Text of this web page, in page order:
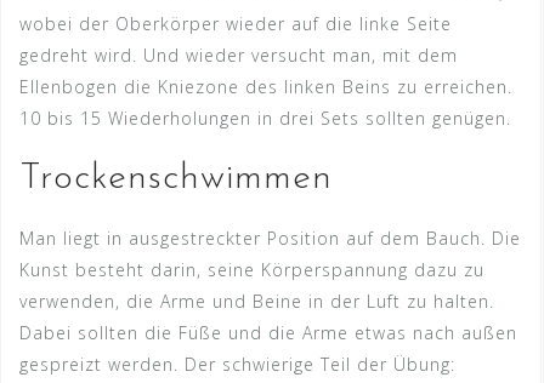
wobei der Oberkörper wieder auf die linke Seite
gedreht wird. Und wieder versucht man, mit dem
Ellenbogen die Kniezone des linken Beins zu erreichen.
10 bis 15 Wiederholungen in drei Sets sollten genügen.
Trockenschwimmen
Man liegt in ausgestreckter Position auf dem Bauch. Die
Kunst besteht darin, seine Körperspannung dazu zu
verwenden, die Arme und Beine in der Luft zu halten.
Dabei sollten die Füße und die Arme etwas nach außen
gespreizt werden. Der schwierige Teil der Übung: